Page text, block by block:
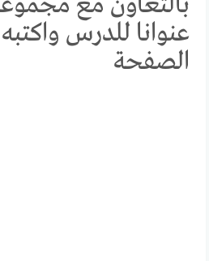
عنوانا للدرس
الصفحة